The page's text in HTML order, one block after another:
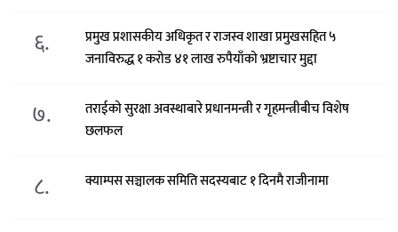
६.
प्रमुख प्रशासकीय अधिकृत र राजस्व शाखा प्रमुखसहित ५
जनाविरुद्ध १ करोड ४१ लाख रुपैयाँको भ्रष्टाचार मुद्दा
७.
तराईको सुरक्षा अवस्थाबारे प्रधानमन्त्री र गृहमन्त्रीबीच विशेष
छलफल
८. क्याम्पस सञ्चालक समिति सदस्यबाट १ दिनमै राजीनामा